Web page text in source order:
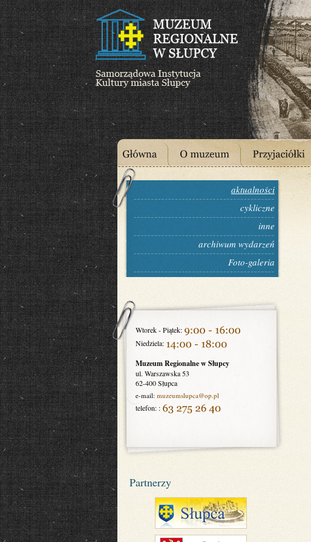
aktualności
cykliczne
inne
archiwum wydarzeń
Foto-galeria
Wtorek - Piątek:
Niedziela:
Muzeum Regionalne w Słupcy
ul. Warszawska 53
62-400 Słupca
e-mail: muzeumslupca@op.pl
telefon: :
Partnerzy